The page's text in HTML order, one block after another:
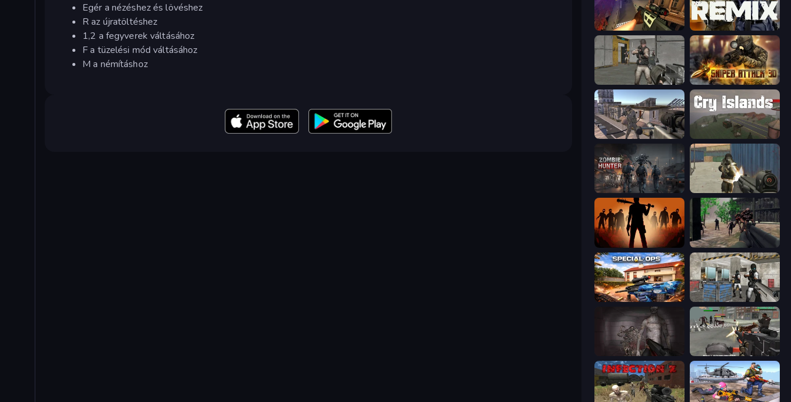
Egér a nézéshez és lövéshez
R az újratöltéshez
1,2 a fegyverek váltásához
F a tüzelési mód váltásához
M a némításhoz
Sniper Strike Forward Assault Remix
Warfare Area Sniper Attack 3D: Shooting War
Mad Boss
Zombie Hunter Masked Forces
Deads on the Road Sudden Attack
Special Ops: GO Bullet Fury 2
Masked Forces: Zombie Survival